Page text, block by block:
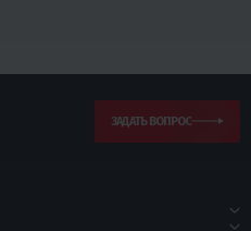
ЗАДАТЬ ВОПРОС